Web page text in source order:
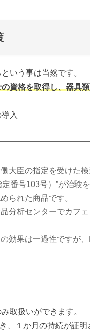
いう事は当然です。
資格を取得し、器具
入
大臣の指定を受けた
番号103号）”が治験
られた商品です。
分析センターでカフ
効果は一過性ですが
取扱いができます。
、１か月の持続が証明